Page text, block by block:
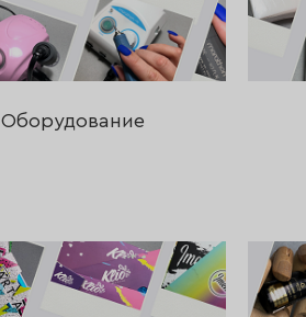
Оборудование